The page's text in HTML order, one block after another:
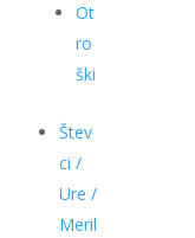
Ot
ro
ški
Štev
ci /
Ure /
Meril